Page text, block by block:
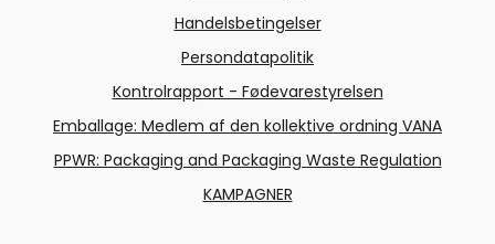
Handelsbetingelser
Persondatapolitik
Kontrolrapport - Fødevarestyrelsen
Emballage: Medlem af den kollektive ordning VANA
PPWR: Packaging and Packaging Waste Regulation
KAMPAGNER